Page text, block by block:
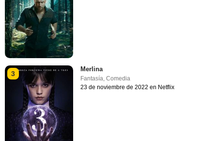
3
Merlina
Fantasía,Comedia
23 de noviembre de 2022 en Netflix